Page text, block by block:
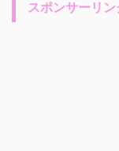
スポンサーリン